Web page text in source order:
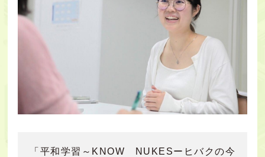
「平和学習～KNOW NUKESーヒバクの今